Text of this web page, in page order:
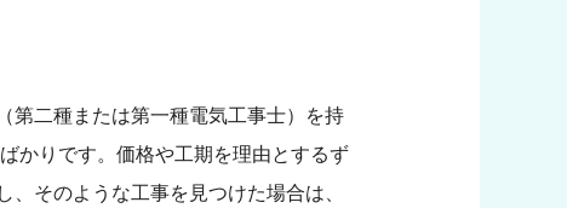
第二種または第一種電気工事士）を持
かりです。価格や工期を理由とするず
、そのような工事を見つけた場合は、